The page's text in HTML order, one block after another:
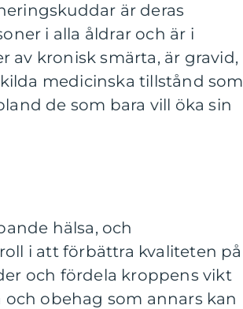
är deras
i alla åldrar och är i
av kronisk smärta, är gravid,
medicinska tillstånd som
de som bara vill öka sin
hälsa, och
i att förbättra kvaliteten på
och fördela kroppens vikt
obehag som annars kan